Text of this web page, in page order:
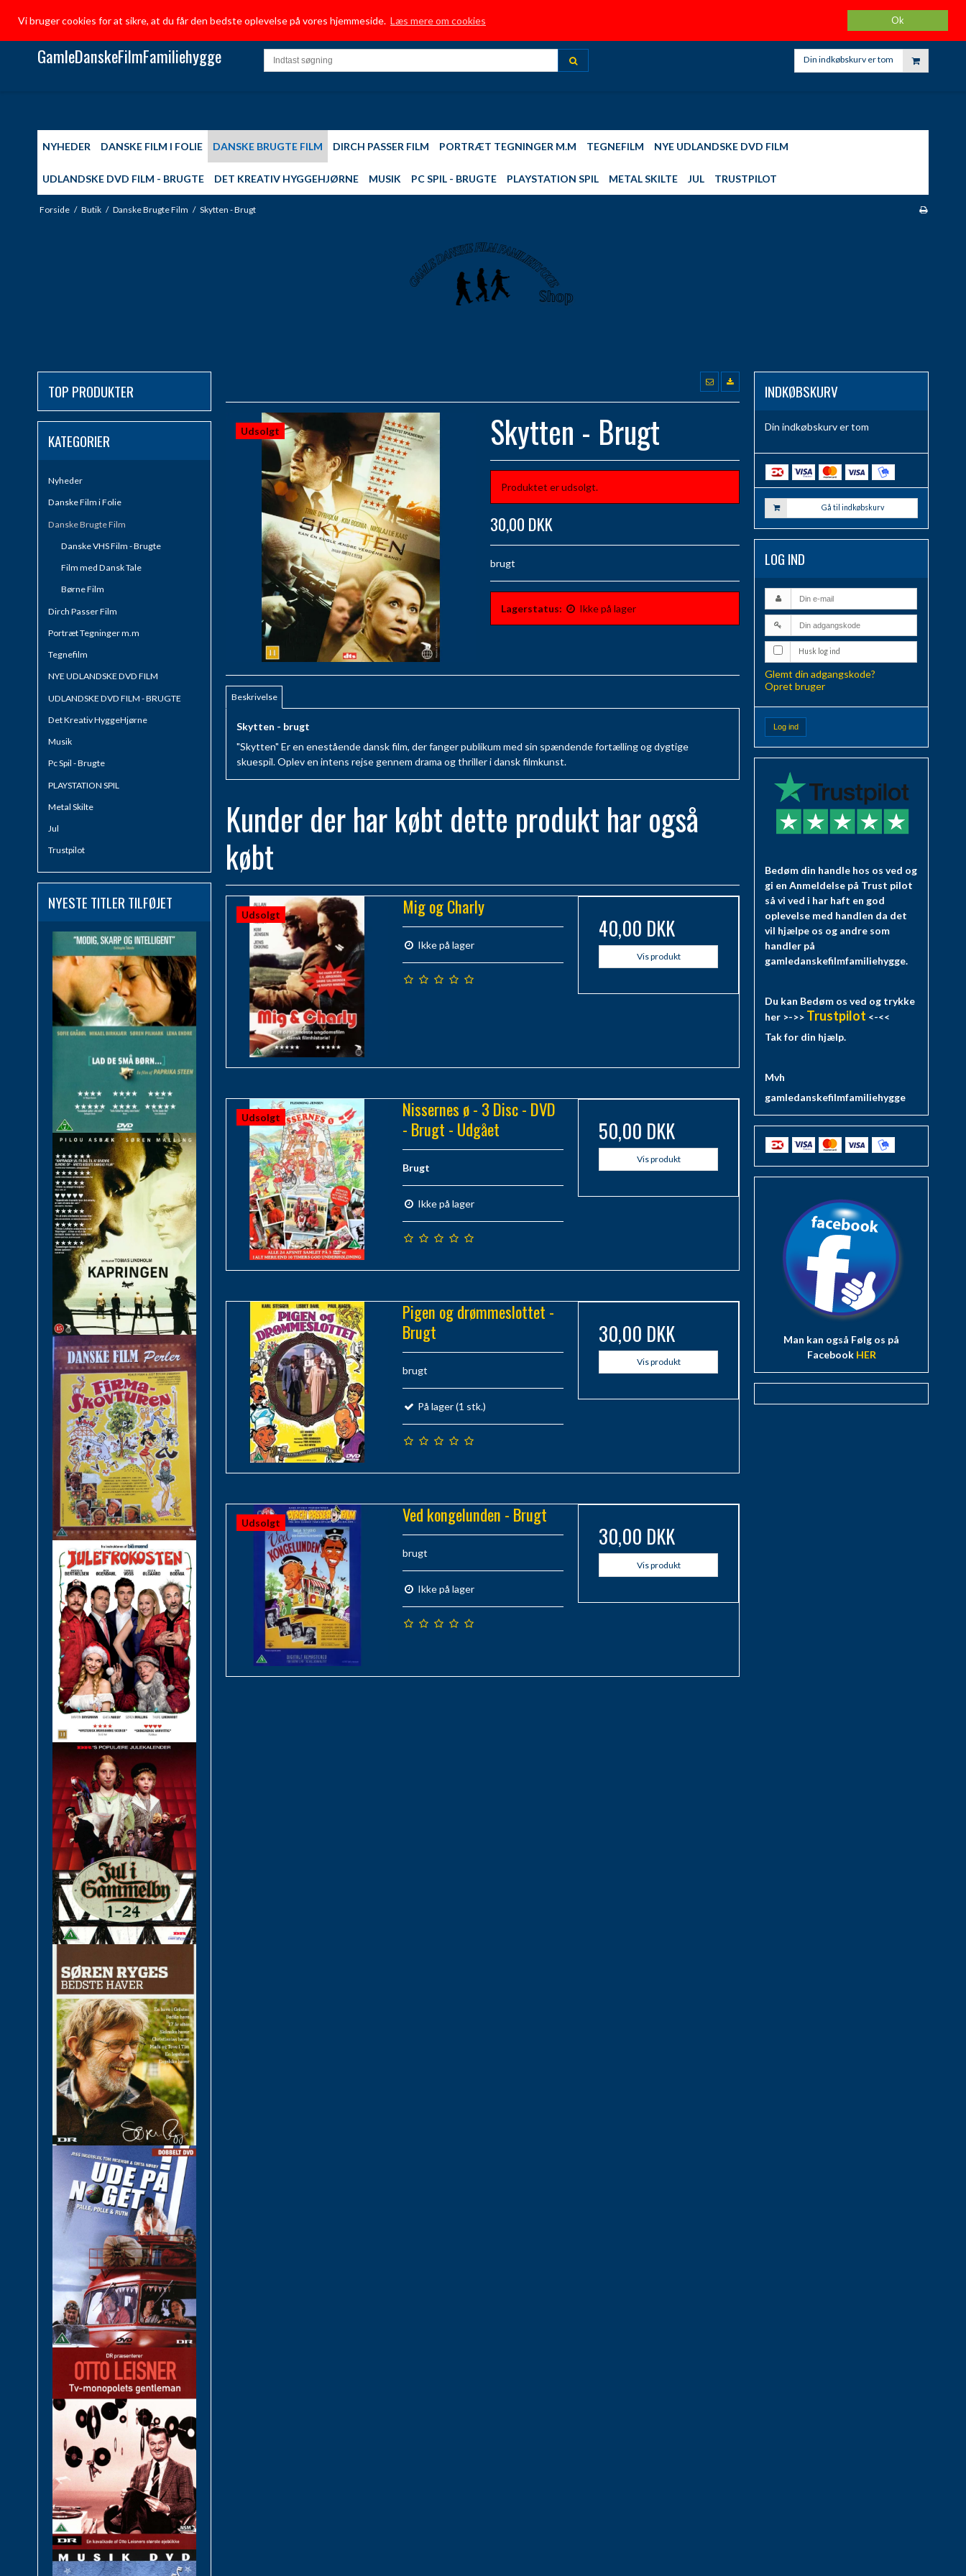
Vi bruger cookies for at sikre, at du får den bedste oplevelse på vores hjemmeside. Læs mere om cookies Ok
TRUSTPILOT INFORMATION
TOP 10 - MEST SOLGTE DIRCH PASSER - FILM PLAYSTATION 2,3,4 SPIL DIN KONTO
GamleDanskeFilmFamiliehygge Din indkøbskurv er tom
NYHEDER DANSKE FILM I FOLIE DANSKE BRUGTE FILM DIRCH PASSER FILM PORTRÆT TEGNINGER M.M TEGNEFILM NYE UDLANDSKE DVD FILM
UDLANDSKE DVD FILM - BRUGTE DET KREATIV HYGGEHJØRNE MUSIK PC SPIL - BRUGTE PLAYSTATION SPIL METAL SKILTE JUL TRUSTPILOT
Forside / Butik / Danske Brugte Film / Skytten - Brugt
TOP PRODUKTER
KATEGORIER
Nyheder
Danske Film i Folie
Danske Brugte Film
Danske VHS Film - Brugte
Film med Dansk Tale
Børne Film
Dirch Passer Film
Portræt Tegninger m.m
Tegnefilm
NYE UDLANDSKE DVD FILM
UDLANDSKE DVD FILM - BRUGTE
Det Kreativ HyggeHjørne
Musik
Pc Spil - Brugte
PLAYSTATION SPIL
Metal Skilte
Jul
Trustpilot
NYESTE TITLER TILFØJET
Udsolgt Skytten - Brugt
Produktet er udsolgt.
30,00 DKK
brugt
Lagerstatus: Ikke på lager
Beskrivelse
Skytten - brugt
"Skytten" Er en enestående dansk film, der fanger publikum med sin spændende fortælling og dygtige
skuespil. Oplev en intens rejse gennem drama og thriller i dansk filmkunst.
Kunder der har købt dette produkt har også
købt
Udsolgt Mig og Charly
Ikke på lager
40,00 DKK
Vis produkt
Udsolgt
Nissernes ø - 3 Disc - DVD
- Brugt - Udgået
Brugt
Ikke på lager
50,00 DKK
Vis produkt
Pigen og drømmeslottet -
Brugt
brugt
På lager (1 stk.)
30,00 DKK
Vis produkt
Udsolgt Ved kongelunden - Brugt
brugt
Ikke på lager
30,00 DKK
Vis produkt
INDKØBSKURV
Din indkøbskurv er tom
Gå til indkøbskurv
LOG IND
Husk log ind
Glemt din adgangskode?
Opret bruger
Log ind
Bedøm din handle hos os ved og
gi en Anmeldelse på Trust pilot
så vi ved i har haft en god
oplevelse med handlen da det
vil hjælpe os og andre som
handler på
gamledanskefilmfamiliehygge.
Du kan Bedøm os ved og trykke
her >->> Trustpilot <-<<
Tak for din hjælp.
Mvh
gamledanskefilmfamiliehygge
Man kan også Følg os på
Facebook HER